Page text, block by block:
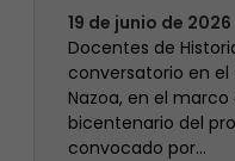
19 de junio de 2026
Docentes de
conversatorio en el
Nazoa, en el marco
bicentenario del
convocado por…